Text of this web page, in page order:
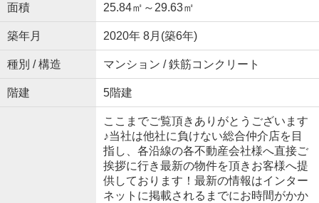
面積 25.84㎡～29.63㎡
築年月 2020年 8月(築6年)
種別 / 構造 マンション / 鉄筋コンクリート
階建 5階建
ここまでご覧頂きありがとうございます
♪当社は他社に負けない総合仲介店を目
指し、各沿線の各不動産会社様へ直接ご
挨拶に行き最新の物件を頂きお客様へ提
供しております！最新の情報はインター
ネットに掲載されるまでにお時間がかか